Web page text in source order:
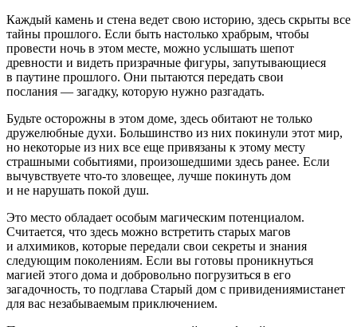
Каждый камень и стена ведет свою историю, здесь скрыты все
тайны прошлого. Если быть настолько храбрым, чтобы
провести ночь в этом месте, можно услышать шепот
древности и видеть призрачные фигуры, запутывающиеся
в паутине прошлого. Они пытаются передать свои
послания — загадку, которую нужно разгадать.
Будьте осторожны в этом доме, здесь обитают не только
дружелюбные духи. Большинство из них покинули этот мир,
но некоторые из них все еще привязаны к этому месту
страшными событиями, произошедшими здесь ранее. Если
вычувствуете что-то зловещее, лучше покинуть дом
и не нарушать покой душ.
Это место обладает особым магическим потенциалом.
Считается, что здесь можно встретить старых магов
и алхимиков, которые передали свои секреты и знания
следующим поколениям. Если вы готовы проникнуться
магией этого дома и добровольно погрузиться в его
загадочность, то подглава Старый дом с привидениямистанет
для вас незабываемым приключением.